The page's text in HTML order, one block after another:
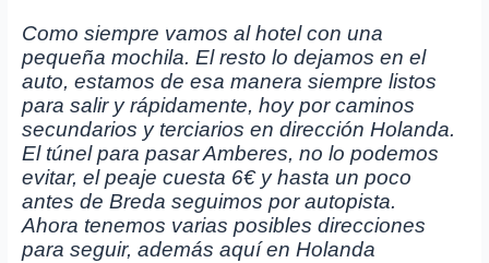
Como siempre vamos al hotel con una
pequeña mochila. El resto lo dejamos en el
auto, estamos de esa manera siempre listos
para salir y rápidamente, hoy por caminos
secundarios y terciarios en dirección Holanda.
El túnel para pasar Amberes, no lo podemos
evitar, el peaje cuesta 6€ y hasta un poco
antes de Breda seguimos por autopista.
Ahora tenemos varias posibles direcciones
para seguir, además aquí en Holanda